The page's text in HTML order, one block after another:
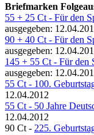
Briefmarken
55 + 25 Ct - Für den
ausgegeben:
90 + 40 Ct - Für den
ausgegeben:
145 + 55 Ct - Für den
ausgegeben:
55 Ct - 100.
12.04.2012
55 Ct - 50 Jahre
12.04.2012
90 Ct - 225.